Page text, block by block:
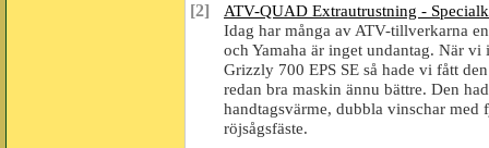
[2]
ATV-QUAD Extrautrustning -
Idag har många av ATV-tillverkarna
och Yamaha är inget undantag. När
Grizzly 700 EPS SE så hade vi fått
redan bra maskin ännu bättre. Den
handtagsvärme, dubbla vinschar
röjsågsfäste.